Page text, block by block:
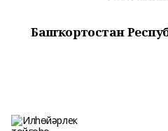
Башҡортостан